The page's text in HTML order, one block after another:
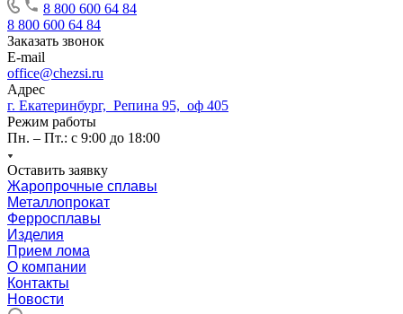
8 800 600 64 84
8 800 600 64 84
Заказать звонок
E-mail
office@chezsi.ru
Адрес
г. Екатеринбург, Репина 95, оф 405
Режим работы
Пн. – Пт.: с 9:00 до 18:00
Оставить заявку
Жаропрочные сплавы
Металлопрокат
Ферросплавы
Изделия
Прием лома
О компании
Контакты
Новости